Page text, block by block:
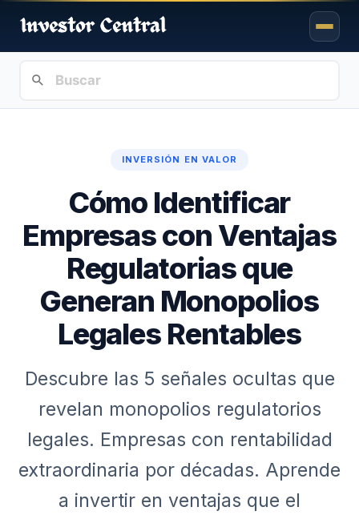
INVERSIÓN EN VALOR
Cómo Identificar
Empresas con Ventajas
Regulatorias que
Generan Monopolios
Legales Rentables
Descubre las 5 señales ocultas que
revelan monopolios regulatorios
legales. Empresas con rentabilidad
extraordinaria por décadas. Aprende
a invertir en ventajas que el